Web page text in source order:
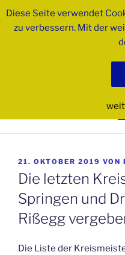
Zum
PSK
VERÖFFENTLICHT
AM
21. OKTOBER 2019 VON
Die letzten
Springen und
Rißegg
Die Liste der
Diese Seite verwendet
zu verbessern. Mit der